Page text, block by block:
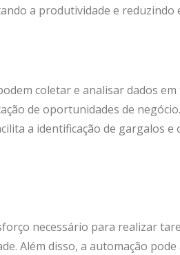
a produtividade e
coletar e analisar dados
de oportunidades de
a identificação de gargalos e
necessário para realizar
Além disso, a automação